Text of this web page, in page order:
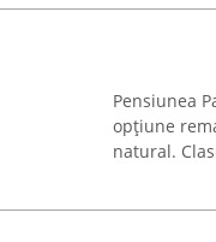
Pensiunea
opțiune
natural.